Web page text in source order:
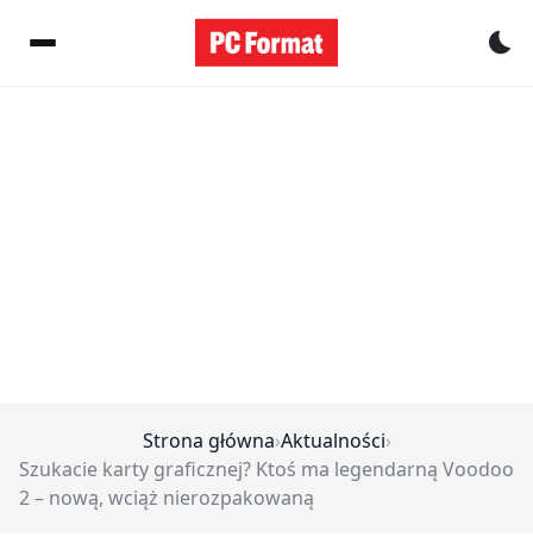
Strona główna›Aktualności›
Szukacie karty graficznej? Ktoś ma legendarną Voodoo
2 – nową, wciąż nierozpakowaną